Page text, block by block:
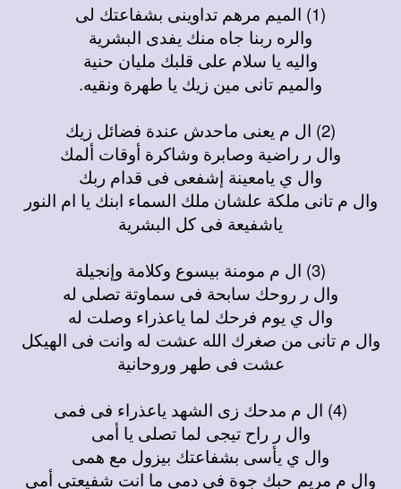
(1) الميم مرهم تداوينى بشفاعتك لى
والره ربنا جاه منك يفدى البشرية
واليه يا سلام على قلبك مليان حنية
والميم تانى مين زيك يا طهرة ونقيه.
(2) ال م يعنى ماحدش عندة فضائل زيك
وال ر راضية وصابرة وشاكرة أوقات ألمك
وال ي يامعينة إشفعى فى قدام ربك
وال م تانى ملكة علشان ملك السماء ابنك يا ام النور
ياشفيعة فى كل البشرية
(3) ال م مومنة بيسوع وكلامة وإنجيلة
وال ر روحك سابحة فى سماوتة تصلى له
وال ي يوم فرحك لما ياعذراء وصلت له
وال م تانى من صغرك الله عشت له وانت فى الهيكل
عشت فى طهر وروحانية
(4) ال م مدحك زى الشهد ياعذراء فى فمى
وال ر راح تيجى لما تصلى يا أمى
وال ي يأسى بشفاعتك بيزول مع همى
وال م مريم حبك جوة فى دمى ما انت شفيعتى أمى